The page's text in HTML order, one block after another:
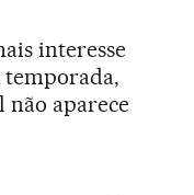
interesse
temporada,
não aparece